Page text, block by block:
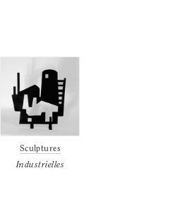
Sculptures
Industrielles